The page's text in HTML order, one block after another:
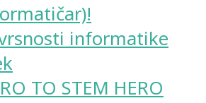
informatike
TO STEM HERO